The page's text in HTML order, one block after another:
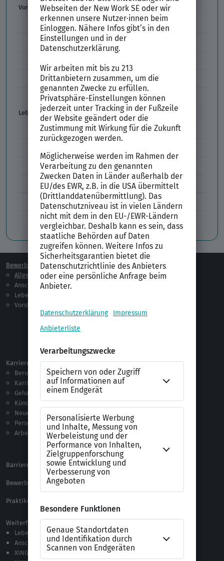
Vorstellungsgespräch
Vorstellungsgespräch Fragen
Schwächen im Vorstellungsgespräch
Vorbereitung Vorstellungsgespräch
Vorstellungsgespräch per Skype
Lebenslauf
Lebenslauf Aufbau und Inhalt
Lebenslauf Englisch Résumé
Lücken im Lebenslauf
Tabellarischer Lebenslauf
Professionelles Bewerbungsfoto
Bewerben
Allgemeines
Anschreiben
Lebenslauf
Vorstellungsgespräch
Berufsorientierung
Ausbildung
Jobprofile
Karriere
Berufseinstieg
Karriere machen
Gehalt
Kündigung
Neue Arbeitswelt
Personalführung
Arbeitsrecht
Vorlagen & Tests
Anschreiben-Vorlagen
Lebenslauf-Vorlagen
Checklisten
Testverfahren
Alle Word-Dateien
Alle Downloads
Barrierefreiheitserklärung
XING Impressum
Bewerbungs-FAQ
Praktikum Online Marketing
Weiterführende Links
Lebenslauf-Editor
Anschreiben-Editor
XING Stellenmarkt